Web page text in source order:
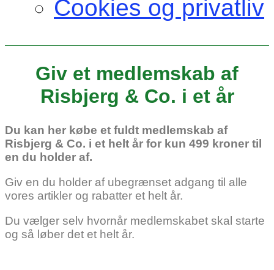
Cookies og privatliv
Giv et medlemskab af
Risbjerg & Co. i et år
Du kan her købe et fuldt medlemskab af
Risbjerg & Co. i et helt år for kun 499 kroner til
en du holder af.
Giv en du holder af ubegrænset adgang til alle
vores artikler og rabatter et helt år.
Du vælger selv hvornår medlemskabet skal starte
og så løber det et helt år.